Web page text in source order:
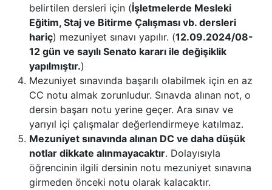
belirtilen dersleri için (İşletmelerde Mesleki
Eğitim, Staj ve Bitirme Çalışması vb. dersleri
hariç) mezuniyet sınavı yapılır. (12.09.2024/08-
12 gün ve sayılı Senato kararı ile değişiklik
yapılmıştır.)
Mezuniyet sınavında başarılı olabilmek için en az
CC notu almak zorunludur. Sınavda alınan not, o
dersin başarı notu yerine geçer. Ara sınav ve
yarıyıl içi çalışmalar değerlendirmeye katılmaz.
Mezuniyet sınavında alınan DC ve daha düşük
notlar dikkate alınmayacaktır. Dolayısıyla
öğrencinin ilgili dersinin notu mezuniyet sınavına
girmeden önceki notu olarak kalacaktır.